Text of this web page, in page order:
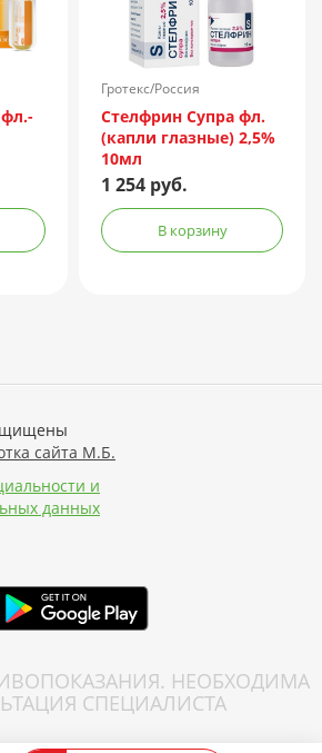
Гротекс/Россия
Стелфрин Супра фл.
(капли глазные) 2,5%
10мл
1 254 руб.
В корзину
сайта М.Б.
и
данных
НЕОБХОДИМА
СПЕЦИАЛИСТА